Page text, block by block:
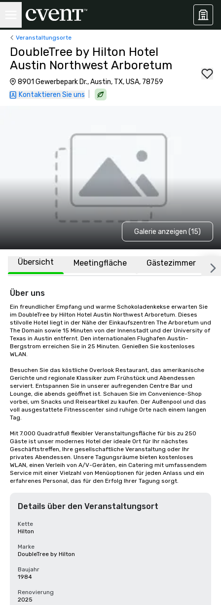
Veranstaltungsorte
DoubleTree by Hilton Hotel
Austin Northwest Arboretum
8901 Gewerbepark Dr., Austin, TX, USA, 78759
Kontaktieren Sie uns
Galerie anzeigen (15)
Übersicht Meetingfläche Gästezimmer
Über uns
Ein freundlicher Empfang und warme Schokoladenkekse erwarten Sie
im DoubleTree by Hilton Hotel Austin Northwest Arboretum. Dieses
stilvolle Hotel liegt in der Nähe der Einkaufszentren The Arboretum und
The Domain sowie 15 Minuten von der Innenstadt und der University of
Texas in Austin entfernt. Den internationalen Flughafen Austin-
Bergstrom erreichen Sie in 25 Minuten. Genießen Sie kostenloses
WLAN.
Besuchen Sie das köstliche Overlook Restaurant, das amerikanische
Gerichte und regionale Klassiker zum Frühstück und Abendessen
serviert. Entspannen Sie in unserer aufregenden Centre Bar und
Lounge, die abends geöffnet ist. Schauen Sie im Convenience-Shop
vorbei, um Snacks und Reiseartikel zu kaufen. Der Außenpool und das
voll ausgestattete Fitnesscenter sind ruhige Orte nach einem langen
Tag.
Mit 7.000 Quadratfuß flexibler Veranstaltungsfläche für bis zu 250
Gäste ist unser modernes Hotel der ideale Ort für Ihr nächstes
Geschäftstreffen, Ihre gesellschaftliche Veranstaltung oder Ihr
privates Abendessen. Unsere Tagungsräume bieten kostenloses
WLAN, einen Verleih von A/V-Geräten, ein Catering mit umfassendem
Service mit einer Vielzahl von Menüoptionen für jeden Anlass und ein
erfahrenes Personal, das für den Erfolg Ihrer Tagung sorgt.
Details über den Veranstaltungsort
Kette
Hilton
Marke
DoubleTree by Hilton
Baujahr
1984
Renovierung
2025